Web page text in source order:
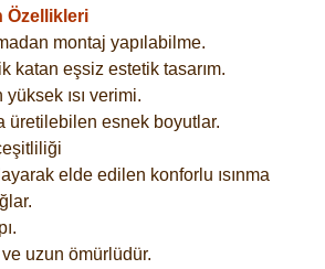
Özellikleri
montaj yapılabilme.
katan eşsiz estetik tasarım.
ısı verimi.
üretilebilen esnek boyutlar.
elde edilen konforlu ısınma
uzun ömürlüdür.